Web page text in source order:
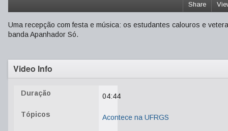
Share
Uma recepção com festa e música: os estudantes calouros e
banda Apanhador Só.
Video Info
Duração 04:44
Tópicos Acontece na UFRGS